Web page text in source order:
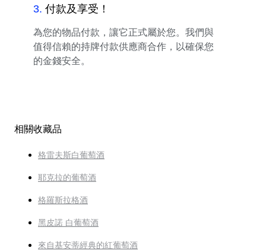
3. 付款及享受！
為您的物品付款，讓它正式屬於您。我們與
值得信賴的持牌付款供應商合作，以確保您
的金錢安全。
相關收藏品
格雷夫斯白葡萄酒
耶克拉的葡萄酒
格羅斯拉格酒
黑皮諾 白葡萄酒
來自基安蒂經典的紅葡萄酒